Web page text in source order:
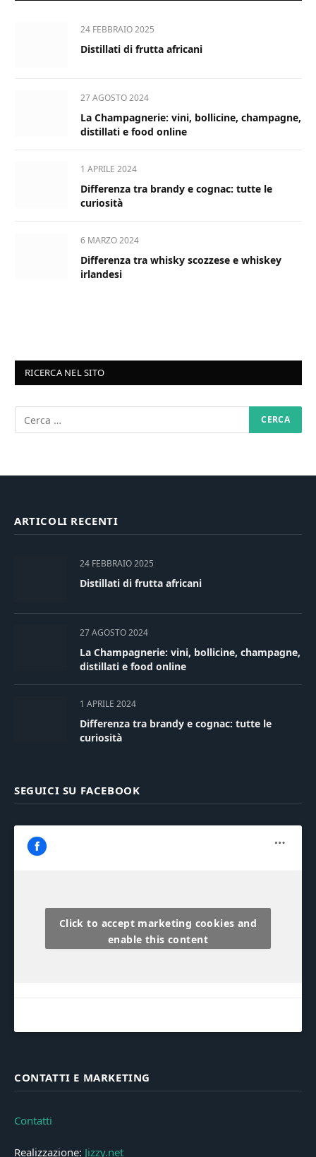
24 FEBBRAIO 2025
Distillati di frutta africani
27 AGOSTO 2024
La Champagnerie: vini, bollicine, champagne,
distillati e food online
1 APRILE 2024
Differenza tra brandy e cognac: tutte le
curiosità
6 MARZO 2024
Differenza tra whisky scozzese e whiskey
irlandesi
RICERCA NEL SITO
ARTICOLI RECENTI
24 FEBBRAIO 2025
Distillati di frutta africani
27 AGOSTO 2024
La Champagnerie: vini, bollicine, champagne,
distillati e food online
1 APRILE 2024
Differenza tra brandy e cognac: tutte le
curiosità
SEGUICI SU FACEBOOK
Click to accept marketing cookies and
enable this content
CONTATTI E MARKETING
Contatti
Realizzazione: Jizzy.net